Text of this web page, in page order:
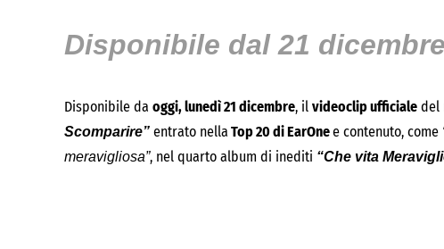
Disponibile dal 21 dicembre
Disponibile da oggi, lunedì 21 dicembre, il videoclip ufficiale del
Scomparire” entrato nella Top 20 di EarOnee contenuto, come
meravigliosa”, nel quarto album di inediti “Che vita